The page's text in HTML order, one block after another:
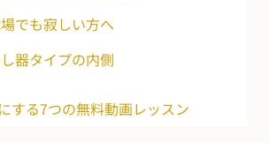
でも寂しい方へ
器タイプの内側
する7つの無料動画レッスン